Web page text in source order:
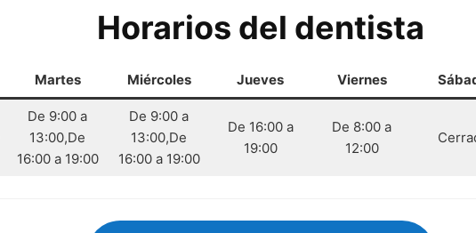
Horarios del dentista
Martes Miércoles Jueves Viernes
De 9:00 a
13:00,De
16:00 a 19:00
De 9:00 a
13:00,De
16:00 a 19:00
De 16:00 a
19:00
De 8:00 a
12:00